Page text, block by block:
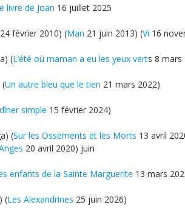
livre de Joan 16 juillet 2025
24 février 2010) (Man 21 juin 2013) (Vi 16
(L’été où maman a eu les yeux verts 8 mars
Un autre bleu que le tien 21 mars 2022)
simple 15 février 2024)
(Sur les Ossements et les Morts 13 avril
20 avril 2020) juin
enfants de la Sainte Marguerite 13 mars
(Les Alexandrines 25 juin 2026)